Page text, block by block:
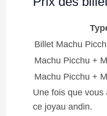
Billet Machu
Machu Picchu +
Machu Picchu +
Une fois que
ce joyau andin.